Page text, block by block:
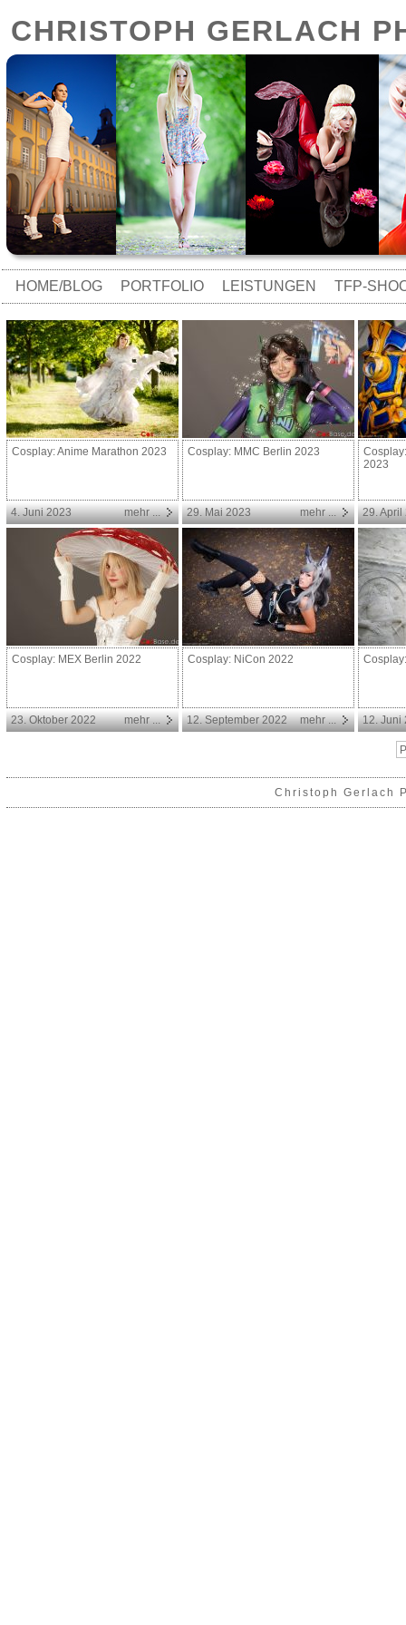
CHRISTOPH GERLACH
HOME/BLOG PORTFOLIO LEISTUNGEN TFP-
Cosplay: Anime Marathon 2023
4. Juni 2023 mehr ...
Cosplay: MMC Berlin 2023
29. Mai 2023 mehr ...
2023
29. April
Cosplay: MEX Berlin 2022
23. Oktober 2022 mehr ...
Cosplay: NiCon 2022
12. September 2022 mehr ... 12. Juni
Christoph Gerlach